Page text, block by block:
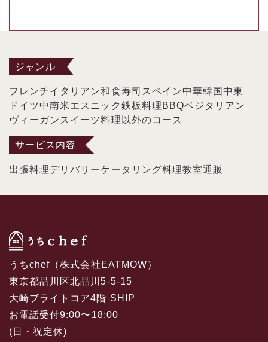
ジャンル
フレンチイタリアン和食寿司 スペイン中華韓国 中東
ドイツ中南米エスニック 鉄板料理 BBQベジタリアン
ヴィーガン スイーツ料理以外のコース
サービス内容
出張料理デリバリーケータリング料理教室通販
うちchef（株式会社EATMOW）
東京都品川区北品川5-5-15
大崎ブライトコア4階 SHIP
お電話受付9:00〜18:00
(日・祝定休)